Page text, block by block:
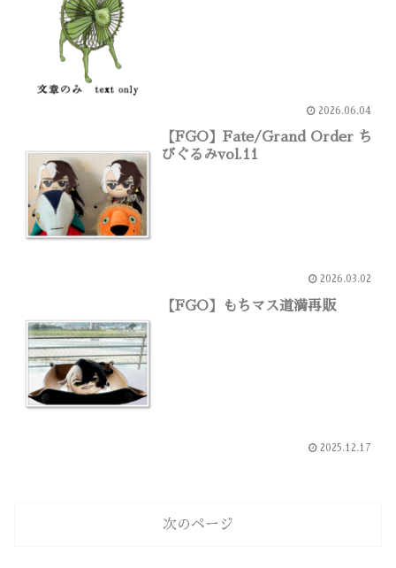
2026.06.04
【FGO】Fate/Grand Order ち
びぐるみvol.11
2026.03.02
【FGO】もちマス道満再販
2025.12.17
次のページ